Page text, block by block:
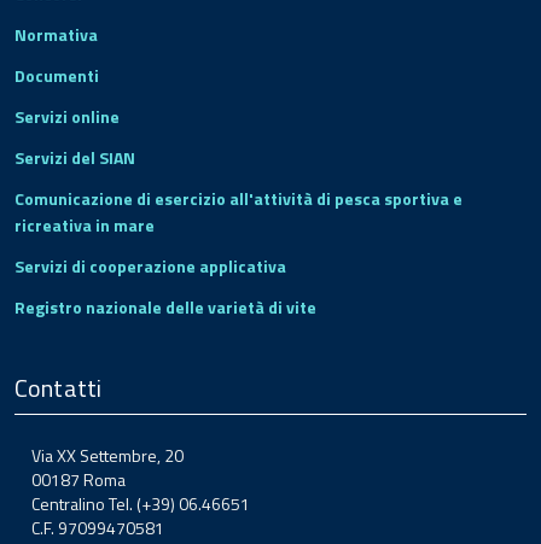
Normativa
Documenti
Servizi online
Servizi del SIAN
Comunicazione di esercizio all'attività di pesca sportiva e
ricreativa in mare
Servizi di cooperazione applicativa
Registro nazionale delle varietà di vite
Contatti
Via XX Settembre, 20
00187 Roma
Centralino Tel. (+39) 06.46651
C.F. 97099470581